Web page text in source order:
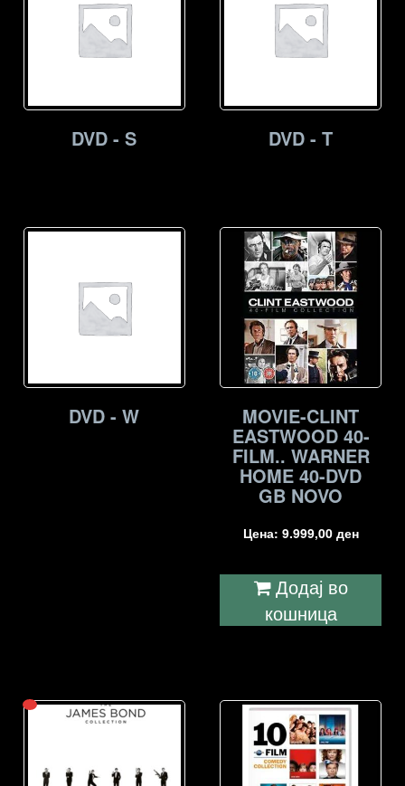
DVD - S DVD - T
DVD - W MOVIE-CLINT
EASTWOOD 40-
FILM.. WARNER
HOME 40-DVD
GB NOVO
Цена: 9.999,00 ден
Додај во
кошница